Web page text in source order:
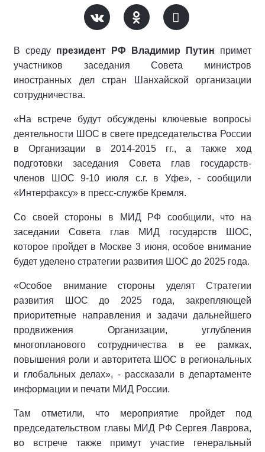
В среду президент РФ Владимир Путин примет
участников заседания Совета министров
иностранных дел стран Шанхайской организации
сотрудничества.
«На встрече будут обсуждены ключевые вопросы
деятельности ШОС в свете председательства России
в Организации в 2014-2015 гг., а также ход
подготовки заседания Совета глав государств-
членов ШОС 9-10 июля с.г. в Уфе», - сообщили
«Интерфаксу» в пресс-службе Кремля.
Со своей стороны в МИД РФ сообщили, что на
заседании Совета глав МИД государств ШОС,
которое пройдет в Москве 3 июня, особое внимание
будет уделено стратегии развития ШОС до 2025 года.
«Особое внимание стороны уделят Стратегии
развития ШОС до 2025 года, закрепляющей
приоритетные направления и задачи дальнейшего
продвижения Организации, углубления
многопланового сотрудничества в ее рамках,
повышения роли и авторитета ШОС в региональных
и глобальных делах», - рассказали в департаменте
информации и печати МИД России.
Там отметили, что мероприятие пройдет под
председательством главы МИД РФ Сергея Лаврова,
во встрече также примут участие генеральный